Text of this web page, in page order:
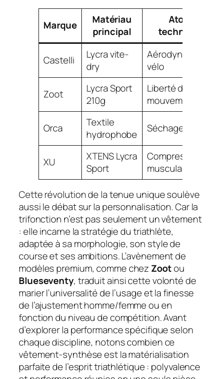
Marque
Matériau
principal
Atout
technique
Castelli
Lycra vite-
dry
Aérodynamisme
vélo
Zoot
Lycra Sport
210g
Liberté de
mouvement
Orca
Textile
hydrophobe
Séchage rapide
XU
XTENS Lycra
Sport
Compression
musculaire
Cette révolution de la tenue unique soulève
aussi le débat sur la personnalisation. Car la
trifonction n’est pas seulement un vêtement
: elle incarne la stratégie du triathlète,
adaptée à sa morphologie, son style de
course et ses ambitions. L’avènement de
modèles premium, comme chez Zootou
Blueseventy, traduit ainsi cette volonté de
marier l’universalité de l’usage et la finesse
de l’ajustement homme/femme ou en
fonction du niveau de compétition. Avant
d’explorer la performance spécifique selon
chaque discipline, notons combien ce
vêtement-synthèse est la matérialisation
parfaite de l’esprit triathlétique : polyvalence